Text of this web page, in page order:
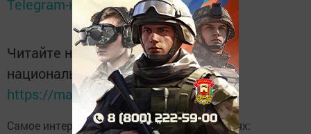
Telegram-каналеТатмедиа
Читайте новости Татарстана в
национальном мессенджере MАХ:
https://max.ru/tatmedia
Самое интересное в наших социальных сетях: